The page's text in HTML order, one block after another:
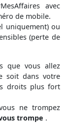
avec
de mobile.
uniquement) ou
(perte de
que vous allez
soit dans votre
droits plus fort
ne trompez
trompe .